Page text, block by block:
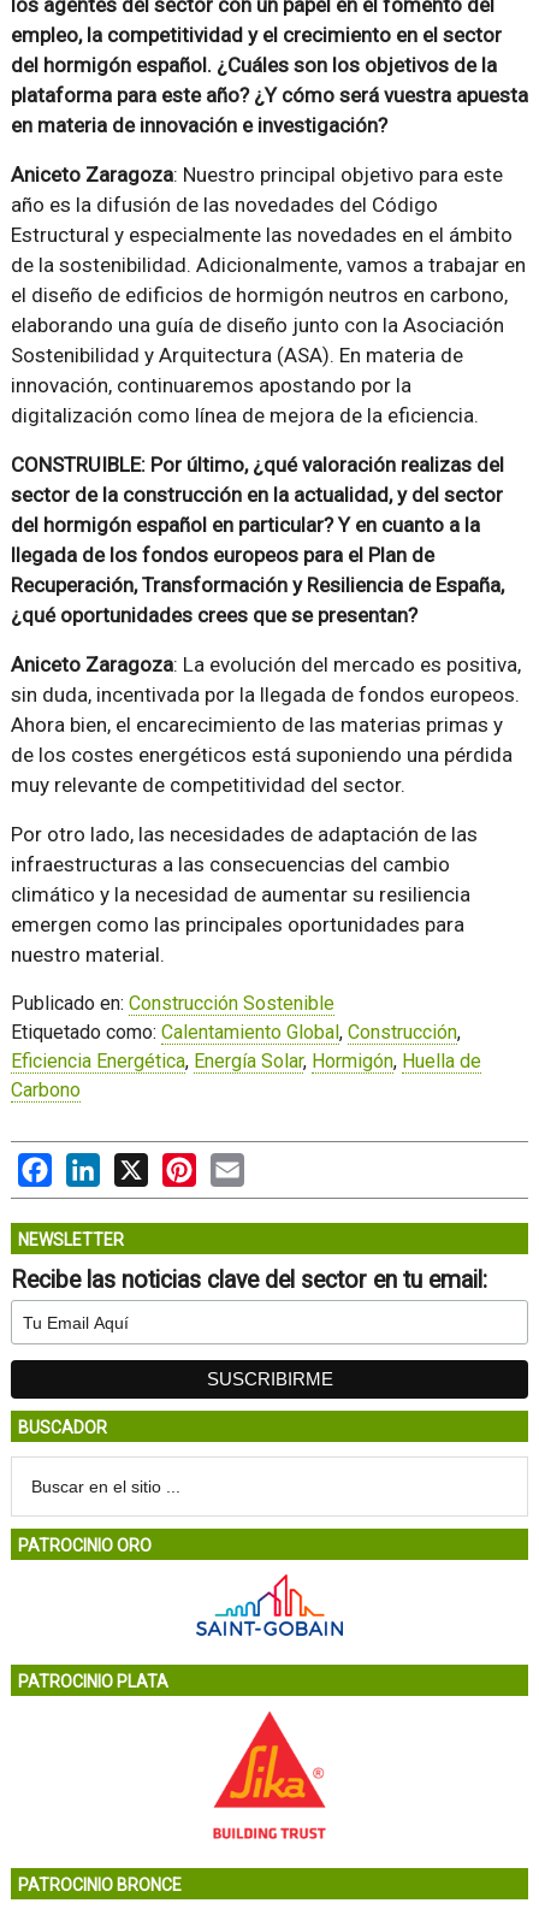
los agentes del sector con un papel en el fomento del
empleo, la competitividad y el crecimiento en el sector
del hormigón español. ¿Cuáles son los objetivos de la
plataforma para este año? ¿Y cómo será vuestra apuesta
en materia de innovación e investigación?
Aniceto Zaragoza: Nuestro principal objetivo para este
año es la difusión de las novedades del Código
Estructural y especialmente las novedades en el ámbito
de la sostenibilidad. Adicionalmente, vamos a trabajar en
el diseño de edificios de hormigón neutros en carbono,
elaborando una guía de diseño junto con la Asociación
Sostenibilidad y Arquitectura (ASA). En materia de
innovación, continuaremos apostando por la
digitalización como línea de mejora de la eficiencia.
CONSTRUIBLE: Por último, ¿qué valoración realizas del
sector de la construcción en la actualidad, y del sector
del hormigón español en particular? Y en cuanto a la
llegada de los fondos europeos para el Plan de
Recuperación, Transformación y Resiliencia de España,
¿qué oportunidades crees que se presentan?
Aniceto Zaragoza: La evolución del mercado es positiva,
sin duda, incentivada por la llegada de fondos europeos.
Ahora bien, el encarecimiento de las materias primas y
de los costes energéticos está suponiendo una pérdida
muy relevante de competitividad del sector.
Por otro lado, las necesidades de adaptación de las
infraestructuras a las consecuencias del cambio
climático y la necesidad de aumentar su resiliencia
emergen como las principales oportunidades para
nuestro material.
Publicado en: Construcción Sostenible
Etiquetado como: Calentamiento Global, Construcción,
Eficiencia Energética, Energía Solar, Hormigón, Huella de
Carbono
FacebookLinkedIn
X PinterestEmail
NEWSLETTER
Recibe las noticias clave del sector en tu email:
BUSCADOR
PATROCINIO ORO
PATROCINIO PLATA
PATROCINIO BRONCE